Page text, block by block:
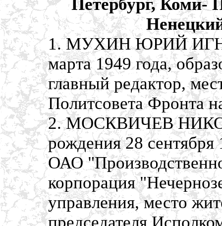
Петербург, Коми-
1. МУХИН ЮРИЙ
марта 1949 года,
главный редактор,
Политсовета Фронта
2. МОСКВИЧЕВ
рождения 28 сентября
ОАО
корпорация
управления, место
председателя